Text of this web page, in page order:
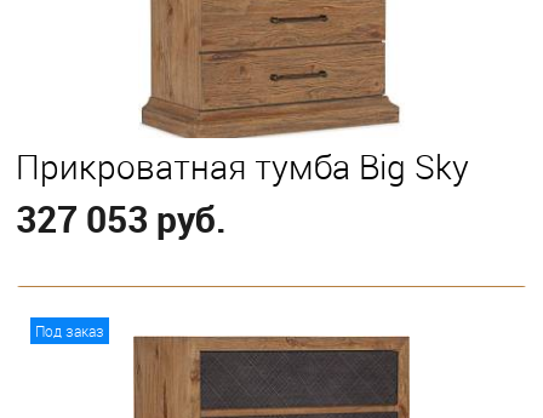
Прикроватная тумба Big Sky
327 053 руб.
В корзину
Под заказ